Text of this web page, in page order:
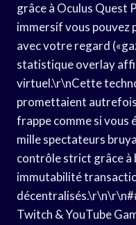
grâce à Oculus Quest
immersif vous pouvez
avec votre regard
statistique overlay
virtuel.\r\nCette
promettaient autrefois
frappe comme si vous
mille spectateurs
contrôle strict grâce à
immutabilité
Twitch & YouTube